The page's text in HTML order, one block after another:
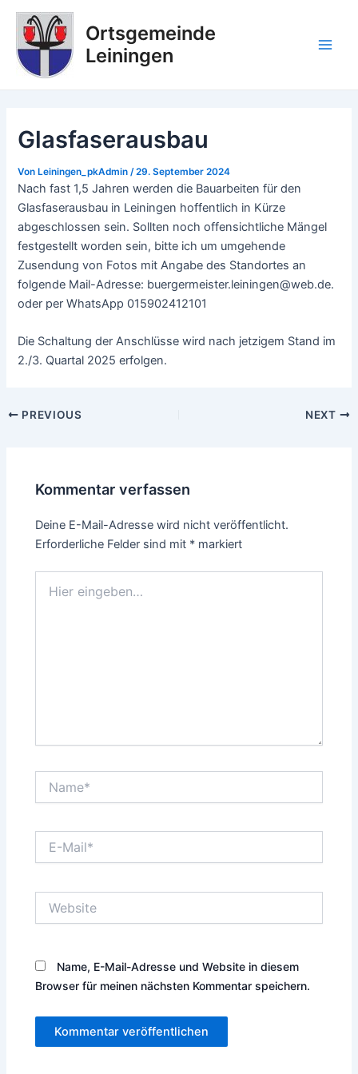
Zum
Inhalt
springen
Ortsgemeinde
Leiningen
Glasfaserausbau
Von Leiningen_pkAdmin/29. September 2024
Nach fast 1,5 Jahren werden die Bauarbeiten für den
Glasfaserausbau in Leiningen hoffentlich in Kürze
abgeschlossen sein. Sollten noch offensichtliche Mängel
festgestellt worden sein, bitte ich um umgehende
Zusendung von Fotos mit Angabe des Standortes an
folgende Mail-Adresse: buergermeister.leiningen@web.de.
oder per WhatsApp 015902412101
Die Schaltung der Anschlüsse wird nach jetzigem Stand im
2./3. Quartal 2025 erfolgen.
Post
navigation
PREVIOUS NEXT
Kommentar verfassen
Deine E-Mail-Adresse wird nicht veröffentlicht.
Erforderliche Felder sind mit * markiert
eingeben…
Mail*
Name, E-Mail-Adresse und Website in diesem
Browser für meinen nächsten Kommentar speichern.